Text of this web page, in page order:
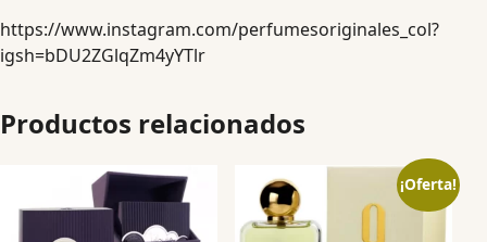
https://www.instagram.com/perfumesoriginales_col?
igsh=bDU2ZGlqZm4yYTlr
Productos relacionados
¡Oferta!